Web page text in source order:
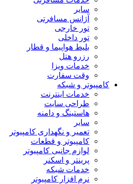
سایر
آژانس مسافرتی
تور خارجی
تور داخلی
بلیط هواپیما و قطار
رزرو هتل
خدمات ویزا
وقت سفارت
کامپیوتر و شبکه
خدمات اینترنت
طراحی سایت
هاستینگ و دامنه
سایر
تعمیر و نگهداری کامپیوتر
کامپیوتر و قطعات
لوازم جانبی کامپیوتر
پرینتر و اسکنر
خدمات شبکه
نرم افزار کامپیوتر